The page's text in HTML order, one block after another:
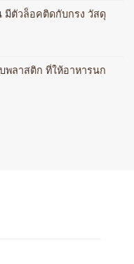
มีตัวล็อคติดกับกรง วัสดุ
พลาสติก ที่ให้อาหารนก